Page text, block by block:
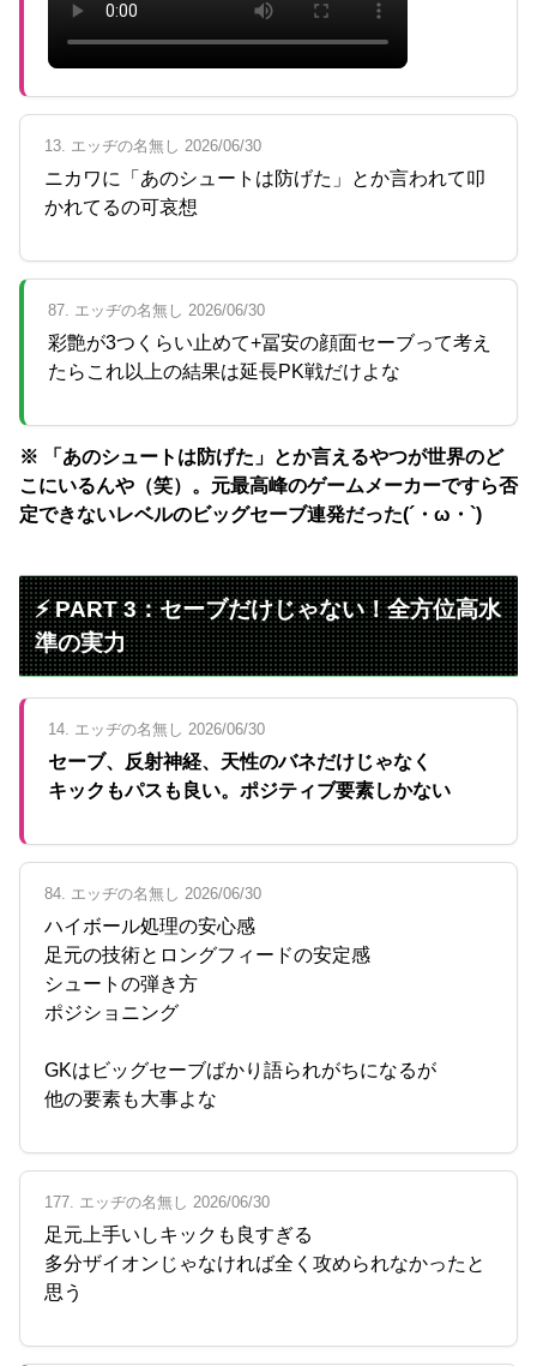
13. エッヂの名無し 2026/06/30
ニカワに「あのシュートは防げた」とか言われて叩
かれてるの可哀想
87. エッヂの名無し 2026/06/30
彩艶が3つくらい止めて+冨安の顔面セーブって考え
たらこれ以上の結果は延長PK戦だけよな
※ 「あのシュートは防げた」とか言えるやつが世界のど
こにいるんや（笑）。元最高峰のゲームメーカーですら否
定できないレベルのビッグセーブ連発だった(´・ω・`)
⚡ PART 3：セーブだけじゃない！全方位高水
準の実力
14. エッヂの名無し 2026/06/30
セーブ、反射神経、天性のバネだけじゃなく
キックもパスも良い。ポジティブ要素しかない
84. エッヂの名無し 2026/06/30
ハイボール処理の安心感
足元の技術とロングフィードの安定感
シュートの弾き方
ポジショニング
GKはビッグセーブばかり語られがちになるが
他の要素も大事よな
177. エッヂの名無し 2026/06/30
足元上手いしキックも良すぎる
多分ザイオンじゃなければ全く攻められなかったと
思う